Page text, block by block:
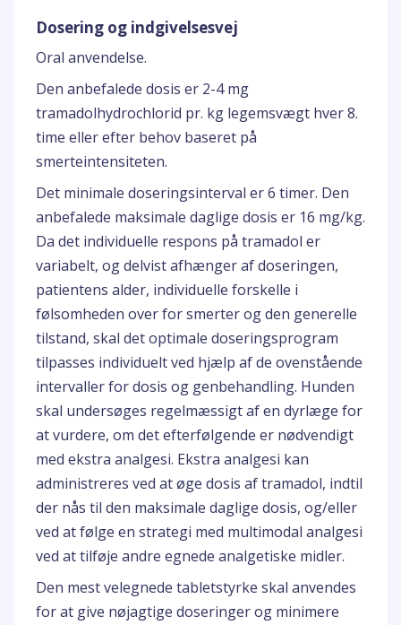
Dosering og indgivelsesvej
Oral anvendelse.
Den anbefalede dosis er 2-4 mg
tramadolhydrochlorid pr. kg legemsvægt hver 8.
time eller efter behov baseret på
smerteintensiteten.
Det minimale doseringsinterval er 6 timer. Den
anbefalede maksimale daglige dosis er 16 mg/kg.
Da det individuelle respons på tramadol er
variabelt, og delvist afhænger af doseringen,
patientens alder, individuelle forskelle i
følsomheden over for smerter og den generelle
tilstand, skal det optimale doseringsprogram
tilpasses individuelt ved hjælp af de ovenstående
intervaller for dosis og genbehandling. Hunden
skal undersøges regelmæssigt af en dyrlæge for
at vurdere, om det efterfølgende er nødvendigt
med ekstra analgesi. Ekstra analgesi kan
administreres ved at øge dosis af tramadol, indtil
der nås til den maksimale daglige dosis, og/eller
ved at følge en strategi med multimodal analgesi
ved at tilføje andre egnede analgetiske midler.
Den mest velegnede tabletstyrke skal anvendes
for at give nøjagtige doseringer og minimere